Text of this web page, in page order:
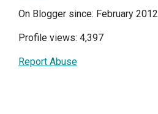
On Blogger since: February 2012
Profile views: 4,397
Report Abuse